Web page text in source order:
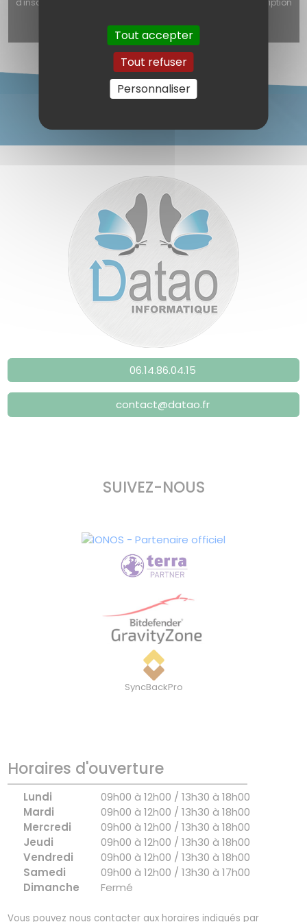
d'inscription, le formulaire de contact ou le formulaire d'inscription
Autoriser
06.14.86.04.15
contact@datao.fr
SUIVEZ-NOUS
SyncBackPro
Horaires d'ouverture
Lundi
09h00 à 12h00 / 13h30 à 18h00
Mardi
09h00 à 12h00 / 13h30 à 18h00
Mercredi
09h00 à 12h00 / 13h30 à 18h00
Jeudi
09h00 à 12h00 / 13h30 à 18h00
Vendredi
09h00 à 12h00 / 13h30 à 18h00
Samedi
09h00 à 12h00 / 13h30 à 17h00
Dimanche
Fermé
Vous pouvez nous contacter aux horaires indiqués par
Tout accepter
Tout refuser
Personnaliser